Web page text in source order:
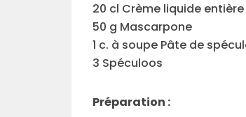
20 cl Crème liquide entière
50 g Mascarpone
1 c. à soupe Pâte de
3 Spéculoos
Préparation :